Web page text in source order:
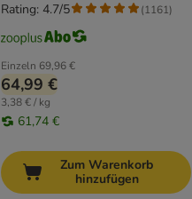
Einzeln 69,96 €
64,99 €
3,38 € / kg
61,74 €
Rating: 4.7/5 (1161)
Zum Warenkorb
hinzufügen